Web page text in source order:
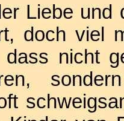
Liebe und
doch viel
nicht